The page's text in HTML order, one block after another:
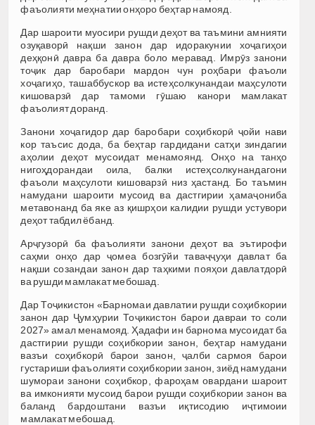
фаъолияти меҳнатии онҳоро беҳтар намояд.
Дар шароити муосири рушди деҳот ва таъмини амнияти
озуқаворӣ нақши занон дар идоракунии хоҷагиҳои
деҳқонӣ давра ба давра боло меравад. Имрӯз занони
тоҷик дар баробари мардон чун роҳбари фаъоли
хоҷагиҳо, ташаббускор ва истеҳсолкунандаи маҳсулоти
кишоварзӣ дар тамоми гӯшаю канори мамлакат
фаъолият доранд.
Занони хоҷагидор дар баробари соҳибкорӣ ҷойи нави
кор таъсис дода, ба беҳтар гардидани сатҳи зиндагии
аҳолии деҳот мусоидат менамоянд. Онҳо на танҳо
нигоҳдорандаи оила, балки истеҳсолкунандагони
фаъоли маҳсулоти кишоварзӣ низ ҳастанд. Бо таъмин
намудани шароити мусоид ва дастгирии ҳамаҷониба
метавонанд ба яке аз қишрҳои калидии рушди устувори
деҳот табдил ёбанд.
Арҷгузорӣ ба фаъолияти занони деҳот ва эътирофи
саҳми онҳо дар ҷомеа бозгӯйи таваҷҷуҳи давлат ба
нақши созандаи занон дар таҳкими пояҳои давлатдорӣ
ва рушди мамлакат мебошад.
Дар Тоҷикистон «Барномаи давлатии рушди соҳибкории
занон дар Ҷумҳурии Тоҷикистон барои давраи то соли
2027» амал менамояд. Ҳадафи ин барнома мусоидат ба
дастгирии рушди соҳибкории занон, беҳтар намудани
вазъи соҳибкорӣ барои занон, ҷалби сармоя барои
густариши фаъолияти соҳибкории занон, зиёд намудани
шумораи занони соҳибкор, фароҳам овардани шароит
ва имконияти мусоид барои рушди соҳибкории занон ва
баланд бардоштани вазъи иқтисодию иҷтимоии
мамлакат мебошад.